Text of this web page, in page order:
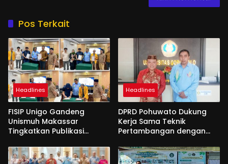
Pos Terkait
Headlines
FISIP Unigo Gandeng
Unismuh Makassar
Tingkatkan Publikasi
Headlines
DPRD Pohuwato Dukung
Kerja Sama Teknik
Pertambangan dengan